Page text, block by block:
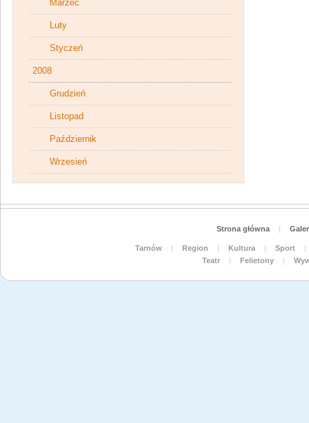
Marzec
Luty
Styczeń
2008
Grudzień
Listopad
Październik
Wrzesień
Strona główna |
Tarnów | Region | Kultura | Sport
|
Teatr
| Felietony |